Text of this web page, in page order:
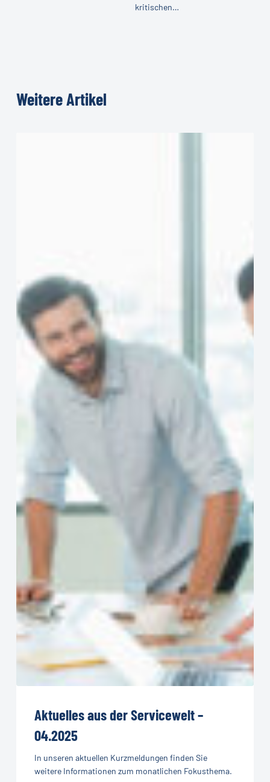
kritischen…
WeitereArtikel
Servicewelt
04.2025
Aktuelles aus der Servicewelt –
04.2025
In unseren aktuellen Kurzmeldungen finden Sie
weitere Informationen zum monatlichen Fokusthema.